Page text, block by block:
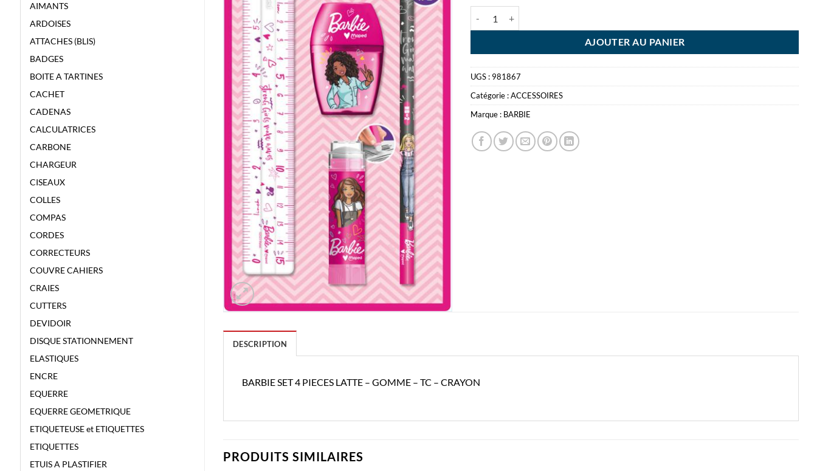
AIMANTS
ARDOISES
ATTACHES (BLIS)
BADGES
BOITE A TARTINES
CACHET
CADENAS
CALCULATRICES
CARBONE
CHARGEUR
CISEAUX
COLLES
COMPAS
CORDES
CORRECTEURS
COUVRE CAHIERS
CRAIES
CUTTERS
DEVIDOIR
DISQUE STATIONNEMENT
ELASTIQUES
ENCRE
EQUERRE
EQUERRE GEOMETRIQUE
ETIQUETEUSE et ETIQUETTES
ETIQUETTES
ETUIS A PLASTIFIER
AJOUTER AU PANIER
UGS : 981867
Catégorie :ACCESSOIRES
Marque : BARBIE
DESCRIPTION
BARBIE SET 4 PIECES LATTE – GOMME – TC – CRAYON
PRODUITS SIMILAIRES